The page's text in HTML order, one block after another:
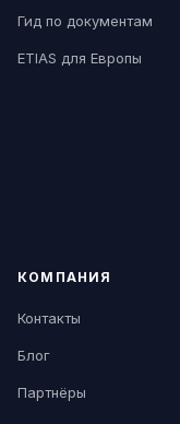
Гид по документам
ETIAS для Европы
КОМПАНИЯ
Контакты
Блог
Партнёры